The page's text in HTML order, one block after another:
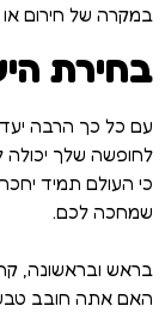
במקרה של חירום או
בחירת
עם כל כך הרבה
לחופשה שלך
כי העולם תמיד
שמחכה לכם.
בראש ובראשונה,
האם אתה חובב